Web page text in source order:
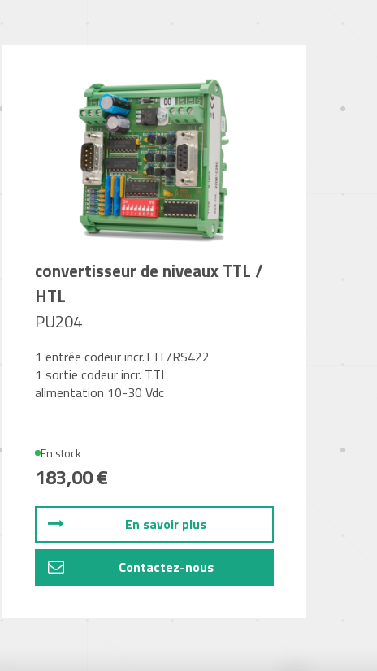
convertisseur de niveaux TTL /
HTL
PU204
1 entrée codeur incr.TTL/RS422
1 sortie codeur incr. TTL
alimentation 10-30 Vdc
En stock
183,00 €
En savoir plus
Contactez-nous